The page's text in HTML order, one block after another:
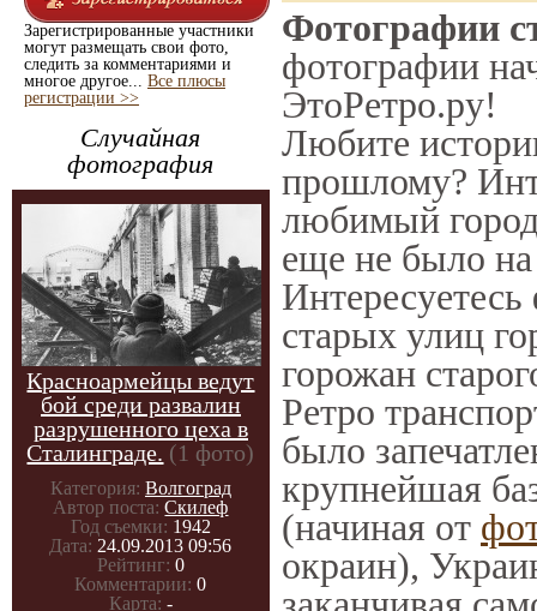
Зарегистрированные участники
могут размещать свои фото,
следить за комментариями и
многое другое... Все плюсы
регистрации >>
Случайная
фотография
Красноармейцы ведут
бой среди развалин
разрушенного цеха в
Сталинграде. (1 фото)
Категория: Волгоград
Автор поста: Скилеф
Год съемки: 1942
Дата: 24.09.2013 09:56
Рейтинг: 0
Комментарии: 0
Карта: -
Фотографии
фотографии
ЭтоРетро.ру!
Любите
прошлому?
любимый
еще не было на
Интересуетесь
старых улиц
горожан
Ретро
было
крупнейшая
(начиная от
окраин),